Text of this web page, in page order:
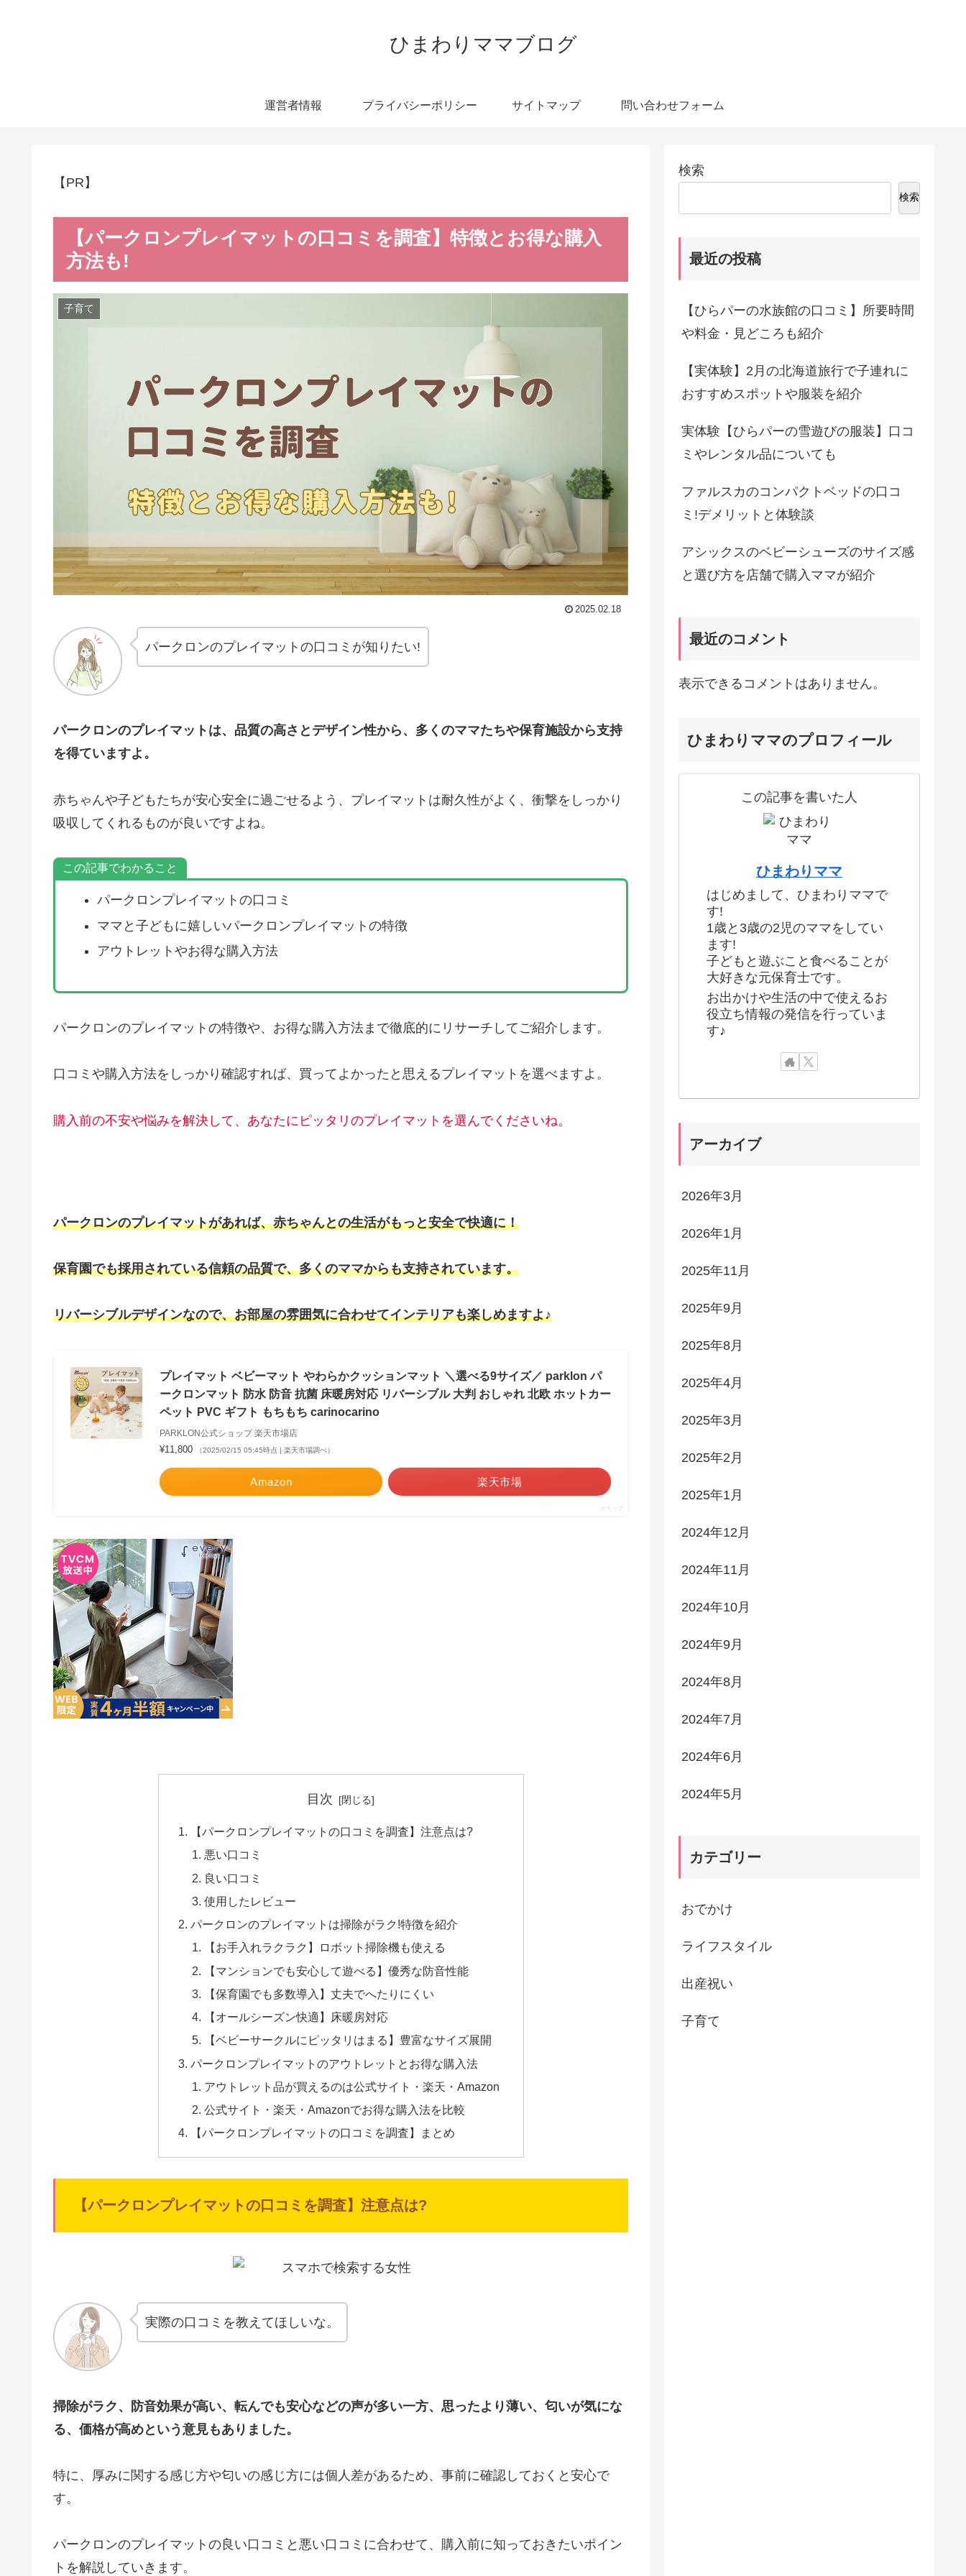
ひまわりママブログ
運営者情報 プライバシーポリシー サイトマップ 問い合わせフォーム
【PR】
【パークロンプレイマットの口コミを調査】特徴とお得な購入
方法も!
子育て
2025.02.18
パークロンのプレイマットの口コミが知りたい!
パークロンのプレイマットは、品質の高さとデザイン性から、多くのママたちや保育施設から支持
を得ていますよ。
赤ちゃんや子どもたちが安心安全に過ごせるよう、プレイマットは耐久性がよく、衝撃をしっかり
吸収してくれるものが良いですよね。
この記事でわかること
パークロンプレイマットの口コミ
ママと子どもに嬉しいパークロンプレイマットの特徴
アウトレットやお得な購入方法
パークロンのプレイマットの特徴や、お得な購入方法まで徹底的にリサーチしてご紹介します。
口コミや購入方法をしっかり確認すれば、買ってよかったと思えるプレイマットを選べますよ。
購入前の不安や悩みを解決して、あなたにピッタリのプレイマットを選んでくださいね。
パークロンのプレイマットがあれば、赤ちゃんとの生活がもっと安全で快適に！
保育園でも採用されている信頼の品質で、多くのママからも支持されています。
リバーシブルデザインなので、お部屋の雰囲気に合わせてインテリアも楽しめますよ♪
プレイマット ベビーマット やわらかクッションマット ＼選べる9サイズ／ parklon パ
ークロンマット 防水 防音 抗菌 床暖房対応 リバーシブル 大判 おしゃれ 北欧 ホットカー
ペット PVC ギフト もちもち carinocarino
PARKLON公式ショップ 楽天市場店
¥11,800 （2025/02/15 05:45時点 | 楽天市場調べ）
Amazon 楽天市場
ポチップ
目次
【パークロンプレイマットの口コミを調査】注意点は?
悪い口コミ
良い口コミ
使用したレビュー
パークロンのプレイマットは掃除がラク!特徴を紹介
【お手入れラクラク】ロボット掃除機も使える
【マンションでも安心して遊べる】優秀な防音性能
【保育園でも多数導入】丈夫でへたりにくい
【オールシーズン快適】床暖房対応
【ベビーサークルにピッタリはまる】豊富なサイズ展開
パークロンプレイマットのアウトレットとお得な購入法
アウトレット品が買えるのは公式サイト・楽天・Amazon
公式サイト・楽天・Amazonでお得な購入法を比較
【パークロンプレイマットの口コミを調査】まとめ
【パークロンプレイマットの口コミを調査】注意点は?
実際の口コミを教えてほしいな。
掃除がラク、防音効果が高い、転んでも安心などの声が多い一方、思ったより薄い、匂いが気にな
る、価格が高めという意見もありました。
特に、厚みに関する感じ方や匂いの感じ方には個人差があるため、事前に確認しておくと安心で
す。
パークロンのプレイマットの良い口コミと悪い口コミに合わせて、購入前に知っておきたいポイン
トを解説していきます。
検索
検索
最近の投稿
【ひらパーの水族館の口コミ】所要時間
や料金・見どころも紹介
【実体験】2月の北海道旅行で子連れに
おすすめスポットや服装を紹介
実体験【ひらパーの雪遊びの服装】口コ
ミやレンタル品についても
ファルスカのコンパクトベッドの口コ
ミ!デメリットと体験談
アシックスのベビーシューズのサイズ感
と選び方を店舗で購入ママが紹介
最近のコメント
表示できるコメントはありません。
ひまわりママのプロフィール
この記事を書いた人
ひまわりママ
はじめまして、ひまわりママで
す!
1歳と3歳の2児のママをしてい
ます!
子どもと遊ぶこと食べることが
大好きな元保育士です。
お出かけや生活の中で使えるお
役立ち情報の発信を行っていま
す♪
アーカイブ
2026年3月
2026年1月
2025年11月
2025年9月
2025年8月
2025年4月
2025年3月
2025年2月
2025年1月
2024年12月
2024年11月
2024年10月
2024年9月
2024年8月
2024年7月
2024年6月
2024年5月
カテゴリー
おでかけ
ライフスタイル
出産祝い
子育て